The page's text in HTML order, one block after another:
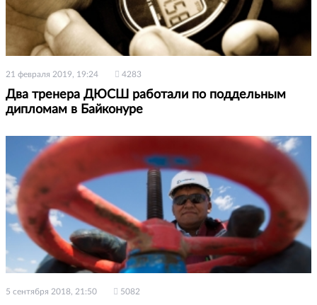
21 февраля 2019, 19:24 4283
Два тренера ДЮСШ работали по поддельным
дипломам в Байконуре
5 сентября 2018, 21:50 5082